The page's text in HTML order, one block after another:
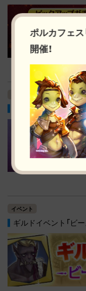
イベント
新ヒーロー「ヴェロ
イベント
ギルドイベント「ビ
ポルカフェス
開催！